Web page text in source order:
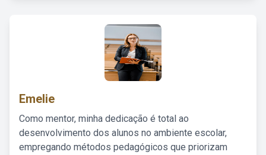
Emelie
Como mentor, minha dedicação é total ao
desenvolvimento dos alunos no ambiente escolar,
empregando métodos pedagógicos que priorizam